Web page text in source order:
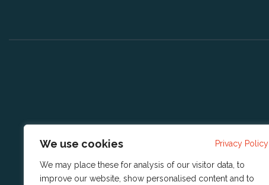
We use cookies Privacy Policy
We may place these for analysis of our visitor data, to
improve our website, show personalised content and to